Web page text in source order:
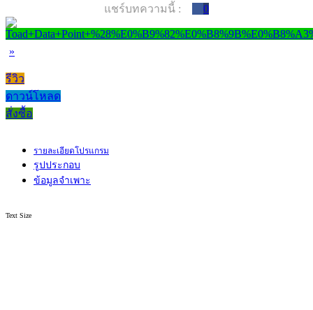
แชร์บทความนี้ : 0
»
รีวิว
ดาวน์โหลด
สั่งซื้อ
รายละเอียดโปรแกรม
รูปประกอบ
ข้อมูลจำเพาะ
Text Size